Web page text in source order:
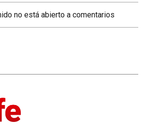
no está abierto a comentarios